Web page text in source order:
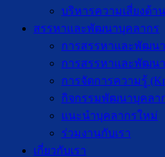
บริหารความเสี่ยงด้า
สรรหาและพัฒนาบุคลากร
การสรรหาและพัฒน
การสรรหาและพัฒน
การจัดการความรู้
กิจกรรมพัฒนาบุคลา
แนะนำบุคลากรใหม่
ร่วมงานกับเรา
เกี่ยวกับเรา